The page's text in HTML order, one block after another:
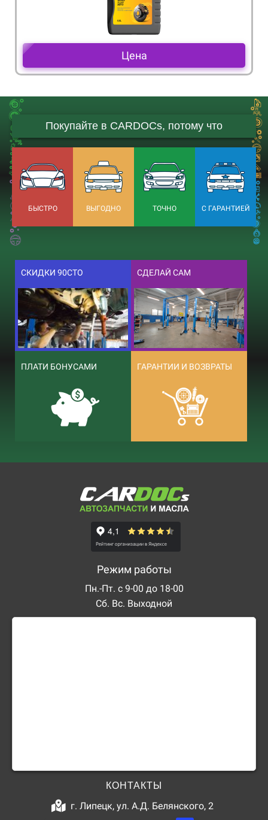
Цена
Покупайте в CARDOCs, потому что
БЫСТРО ВЫГОДНО ТОЧНО С ГАРАНТИЕЙ
СКИДКИ 90СТО СДЕЛАЙ САМ
ПЛАТИ БОНУСАМИ ГАРАНТИИ И ВОЗВРАТЫ
Режим работы
Пн.-Пт. с 9-00 до 18-00
Сб. Вс. Выходной
КОНТАКТЫ
г. Липецк, ул. А.Д. Белянского, 2